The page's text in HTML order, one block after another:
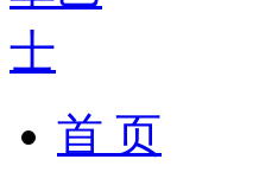
首 页